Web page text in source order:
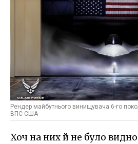
Рендер майбутнього винищувача 6-го
ВПС США
Хоч на них й не було